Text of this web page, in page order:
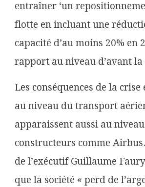
entraîner ‘un
flotte en incluant une
capacité d’au moins 20% en
rapport au niveau d’avant la
Les conséquences de la crise
au niveau du transport
apparaissent aussi au
constructeurs comme
de l’exécutif Guillaume
que la société « perd de